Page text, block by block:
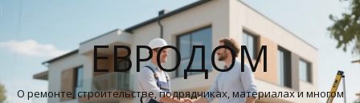
ЕВРОДОМ
О ремонте, строительстве, подрядчиках, материалах и многом